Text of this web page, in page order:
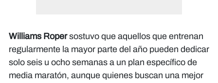
Williams Ropersostuvo que aquellos que entrenan
regularmente la mayor parte del año pueden dedicar
solo seis u ocho semanas a un plan específico de
media maratón, aunque quienes buscan una mejor